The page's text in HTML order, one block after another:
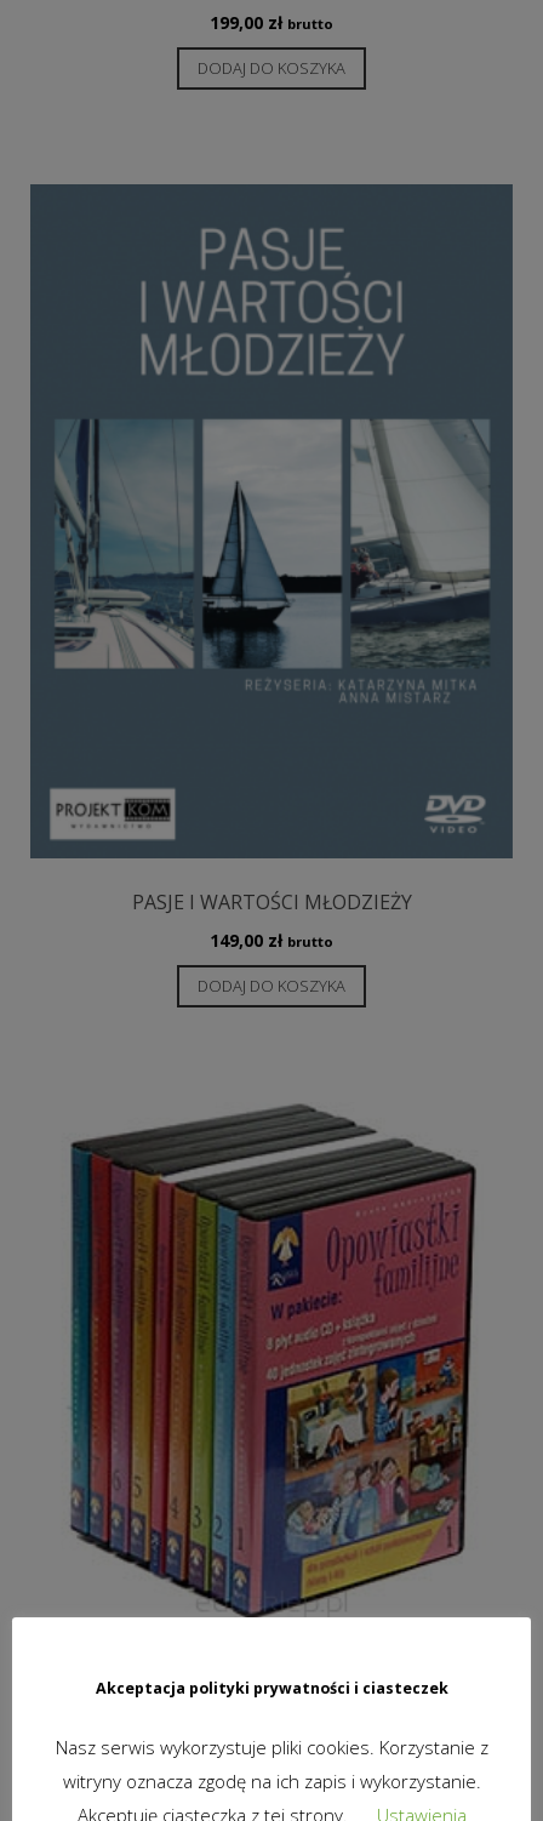
199,00 zł brutto
DODAJ DO KOSZYKA
PASJE I WARTOŚCI MŁODZIEŻY
149,00 zł brutto
DODAJ DO KOSZYKA
299,00 zł
DODAJ DO KOSZYKA
Akceptacja polityki prywatności i ciasteczek
Nasz serwis wykorzystuje pliki cookies. Korzystanie z
witryny oznacza zgodę na ich zapis i wykorzystanie.
Akceptuję ciasteczka z tej strony.
Ustawienia